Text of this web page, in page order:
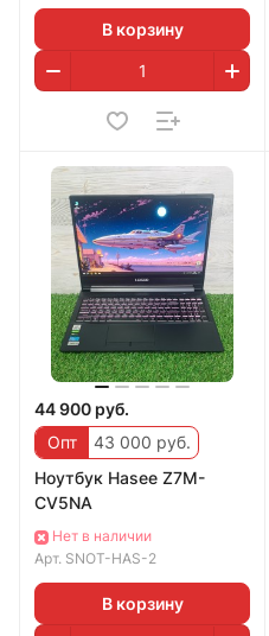
В корзину
44 900 руб.
Опт
43 000 руб.
Ноутбук Hasee Z7M-
CV5NA
Нет в наличии
Арт. SNOT-HAS-2
В корзину